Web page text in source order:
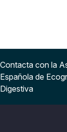
Contacta con la
Española de
Digestiva